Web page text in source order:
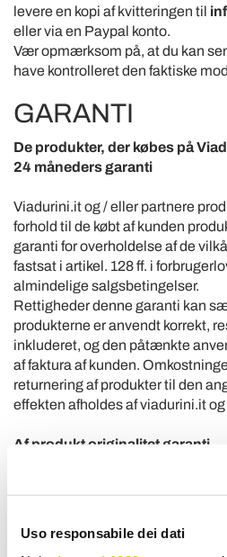
Uso responsabile dei dati
levere en kopi af kvitteringen til
eller via en Paypal konto.
Vær opmærksom på, at du kan
have kontrolleret den faktiske
GARANTI
De produkter, der købes på
24 måneders garanti
Viadurini.it og / eller partnere
forhold til de købt af kunden
garanti for overholdelse af de
fastsat i artikel. 128 ff. i
almindelige salgsbetingelser.
Rettigheder denne garanti kan
produkterne er anvendt korrekt,
inkluderet, og den påtænkte
af faktura af kunden.
returnering af produkter til den
effekten afholdes af viadurini.it
Af produkt originalitet garanti
Viadurini.it har privilegerede
designere / kunsthåndværkere.